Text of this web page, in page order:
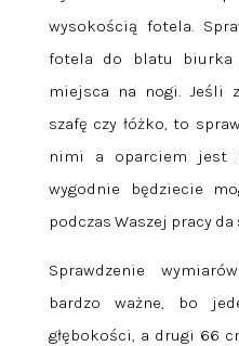
wysokością fotela.
fotela do blatu biurka
miejsca na nogi. Jeśli
szafę czy łóżko, to
nimi a oparciem jest
wygodnie będziecie
podczas Waszej pracy
Sprawdzenie
bardzo ważne, bo
głębokości, a drugi 66